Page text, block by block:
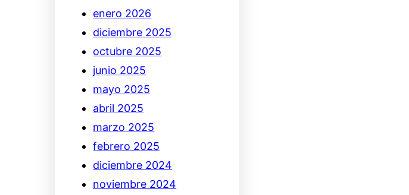
enero 2026
diciembre 2025
octubre 2025
junio 2025
mayo 2025
abril 2025
marzo 2025
febrero 2025
diciembre 2024
noviembre 2024